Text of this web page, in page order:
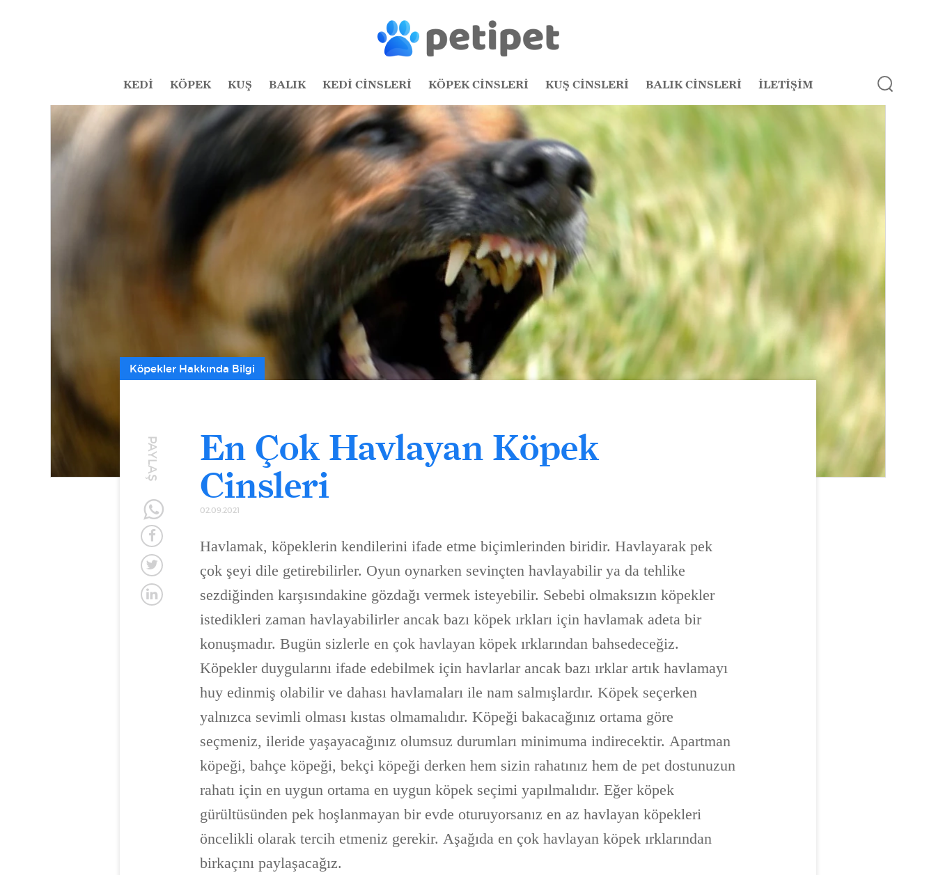
KEDİ KÖPEK KUŞ BALIK KEDİ CİNSLERİ KÖPEK CİNSLERİ KUŞ CİNSLERİ BALIK CİNSLERİ İLETİŞİM
PAYLAŞ
Köpekler Hakkında Bilgi
En Çok Havlayan Köpek
Cinsleri
02.09.2021
Havlamak, köpeklerin kendilerini ifade etme biçimlerinden biridir. Havlayarak pek
çok şeyi dile getirebilirler. Oyun oynarken sevinçten havlayabilir ya da tehlike
sezdiğinden karşısındakine gözdağı vermek isteyebilir. Sebebi olmaksızın köpekler
istedikleri zaman havlayabilirler ancak bazı köpek ırkları için havlamak adeta bir
konuşmadır. Bugün sizlerle en çok havlayan köpek ırklarından bahsedeceğiz.
Köpekler duygularını ifade edebilmek için havlarlar ancak bazı ırklar artık havlamayı
huy edinmiş olabilir ve dahası havlamaları ile nam salmışlardır. Köpek seçerken
yalnızca sevimli olması kıstas olmamalıdır. Köpeği bakacağınız ortama göre
seçmeniz, ileride yaşayacağınız olumsuz durumları minimuma indirecektir. Apartman
köpeği, bahçe köpeği, bekçi köpeği derken hem sizin rahatınız hem de pet dostunuzun
rahatı için en uygun ortama en uygun köpek seçimi yapılmalıdır. Eğer köpek
gürültüsünden pek hoşlanmayan bir evde oturuyorsanız en az havlayan köpekleri
öncelikli olarak tercih etmeniz gerekir. Aşağıda en çok havlayan köpek ırklarından
birkaçını paylaşacağız.